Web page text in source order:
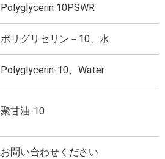
Polyglycerin 10PSWR
ポリグリセリン－10、水
Polyglycerin-10、Water
聚甘油-10
お問い合わせください